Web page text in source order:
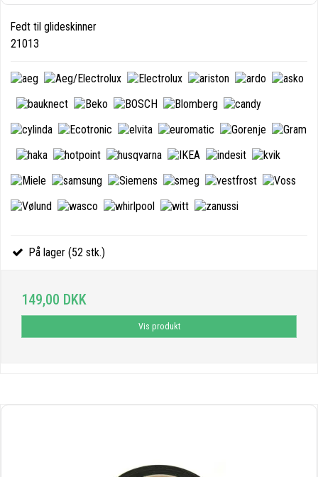
Fedt til glideskinner
21013
På lager (52 stk.)
149,00 DKK
Vis produkt